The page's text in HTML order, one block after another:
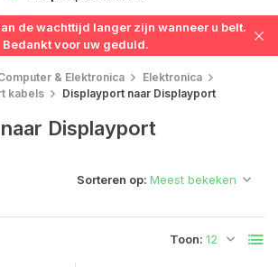
de wachttijd langer zijn wanneer u belt.
Bedankt voor uw geduld.
& Elektronica
Elektronica
kabels Displayport naar Displayport
Displayport
Toon:
Sorteren op: